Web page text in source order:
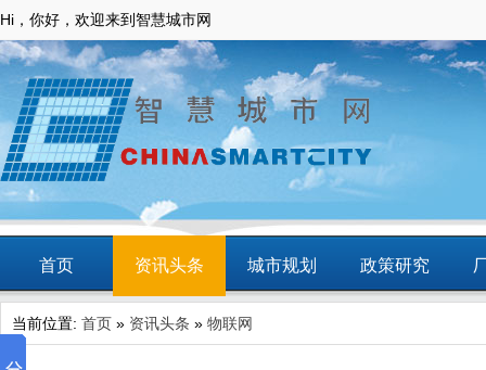
Hi，你好，欢迎来到智慧城市网
首页 资讯头条 城市规划 政策研究
动态 智慧应用
当前位置: 首页 » 资讯头条 » 物联网